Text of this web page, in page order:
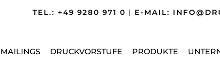
TEL.: +49 9280 971 0 | E-MAIL:
MAILINGS DRUCKVORSTUFE PRODUKTE